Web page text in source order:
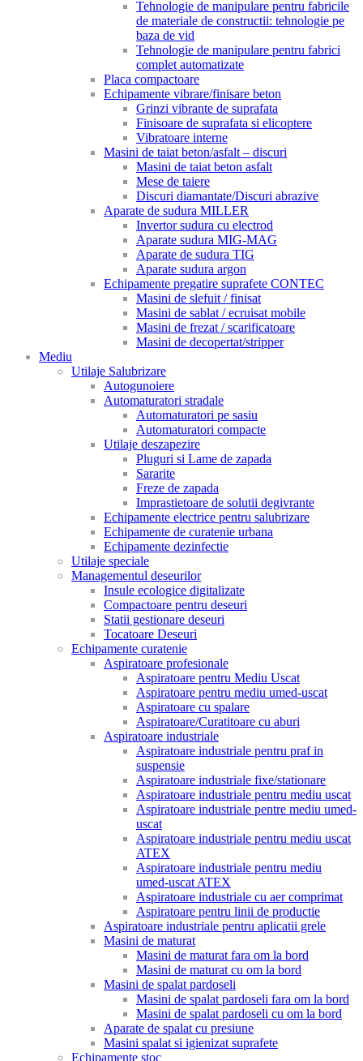
Tehnologie de manipulare pentru fabricile
de materiale de constructii: tehnologie pe
baza de vid
Tehnologie de manipulare pentru fabrici
complet automatizate
Placa compactoare
Echipamente vibrare/finisare beton
Grinzi vibrante de suprafata
Finisoare de suprafata si elicoptere
Vibratoare interne
Masini de taiat beton/asfalt – discuri
Masini de taiat beton asfalt
Mese de taiere
Discuri diamantate/Discuri abrazive
Aparate de sudura MILLER
Invertor sudura cu electrod
Aparate sudura MIG-MAG
Aparate de sudura TIG
Aparate sudura argon
Echipamente pregatire suprafete CONTEC
Masini de slefuit / finisat
Masini de sablat / ecruisat mobile
Masini de frezat / scarificatoare
Masini de decopertat/stripper
Mediu
Utilaje Salubrizare
Autogunoiere
Automaturatori stradale
Automaturatori pe sasiu
Automaturatori compacte
Utilaje deszapezire
Pluguri si Lame de zapada
Sararite
Freze de zapada
Imprastietoare de solutii degivrante
Echipamente electrice pentru salubrizare
Echipamente de curatenie urbana
Echipamente dezinfectie
Utilaje speciale
Managementul deseurilor
Insule ecologice digitalizate
Compactoare pentru deseuri
Statii gestionare deseuri
Tocatoare Deseuri
Echipamente curatenie
Aspiratoare profesionale
Aspiratoare pentru Mediu Uscat
Aspiratoare pentru mediu umed-uscat
Aspiratoare cu spalare
Aspiratoare/Curatitoare cu aburi
Aspiratoare industriale
Aspiratoare industriale pentru praf in
suspensie
Aspiratoare industriale fixe/stationare
Aspiratoare industriale pentru mediu uscat
Aspiratoare industriale pentre mediu umed-
uscat
Aspiratoare industriale pentru mediu uscat
ATEX
Aspiratoare industriale pentru mediu
umed-uscat ATEX
Aspiratoare industriale cu aer comprimat
Aspiratoare pentru linii de productie
Aspiratoare industriale pentru aplicatii grele
Masini de maturat
Masini de maturat fara om la bord
Masini de maturat cu om la bord
Masini de spalat pardoseli
Masini de spalat pardoseli fara om la bord
Masini de spalat pardoseli cu om la bord
Aparate de spalat cu presiune
Masini spalat si igienizat suprafete
Echipamente stoc